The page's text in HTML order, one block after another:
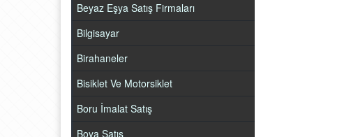
Beyaz Eşya Satış Firmaları
Bilgisayar
Birahaneler
Bisiklet Ve Motorsiklet
Boru İmalat Satış
Boya Satış